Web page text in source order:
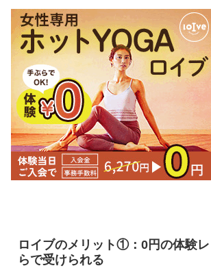
ロイブのメリット①：0円の体験
らで受けられる